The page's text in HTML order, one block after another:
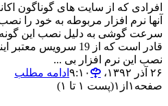
افرادی که از سایت های گوناگون
آنها نرم افزار مربوطه به خود را
قادر است که از 19
نصب این نرم افزار بی ...
۲۶ آذر ۱۳۹۲،‏ ۹:۱۰
ادامه مطلب
صفحه ۱ از ۱(پست ۱ تا ۱)